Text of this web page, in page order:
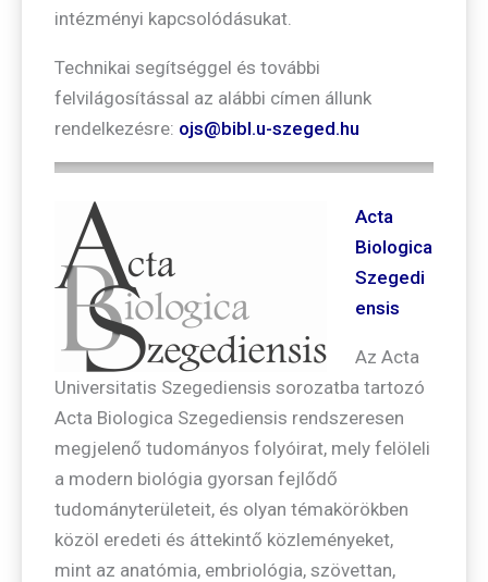
intézményi kapcsolódásukat.
Technikai segítséggel és további
felvilágosítással az alábbi címen állunk
rendelkezésre: ojs@bibl.u-szeged.hu
Acta
Biologica
Szegedi
ensis
Az Acta
Universitatis Szegediensis sorozatba tartozó
Acta Biologica Szegediensis rendszeresen
megjelenő tudományos folyóirat, mely felöleli
a modern biológia gyorsan fejlődő
tudományterületeit, és olyan témakörökben
közöl eredeti és áttekintő közleményeket,
mint az anatómia, embriológia, szövettan,